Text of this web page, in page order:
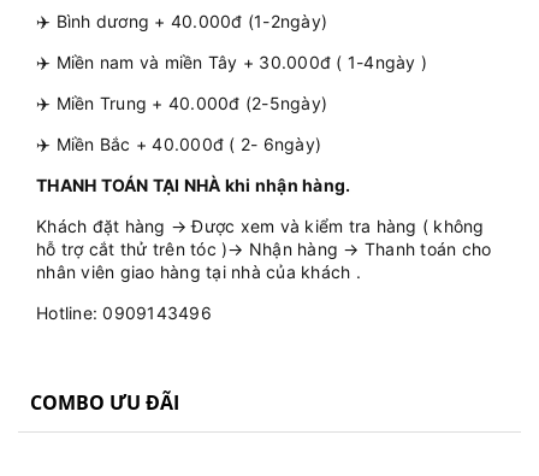
✈️ Bình dương + 40.000đ (1-2ngày)
✈️ Miền nam và miền Tây + 30.000đ ( 1-4ngày )
✈️ Miền Trung + 40.000đ (2-5ngày)
✈️ Miền Bắc + 40.000đ ( 2- 6ngày)
THANH TOÁN TẠI NHÀ khi nhận hàng.
Khách đặt hàng → Được xem và kiểm tra hàng ( không
hỗ trợ cắt thử trên tóc )→ Nhận hàng → Thanh toán cho
nhân viên giao hàng tại nhà của khách .
Hotline: 0909143496
COMBO ƯU ĐÃI